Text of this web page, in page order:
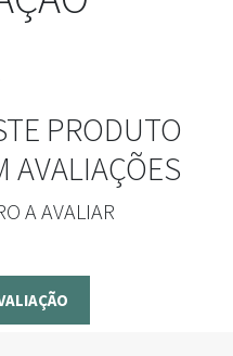
PRODUTO
AVALIAÇÕES
A AVALIAR